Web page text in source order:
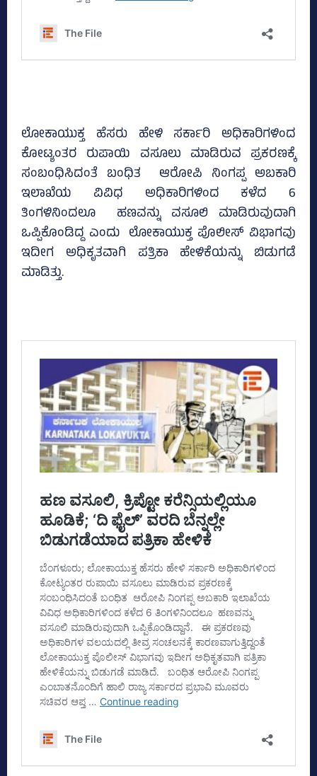
ಲೋಕಾಯುಕ್ತ ಹೆಸರು ಹೇಳಿ ಸರ್ಕಾರಿ ಅಧಿಕಾರಿಗಳಿಂದ
ಕೋಟ್ಯಂತರ ರುಪಾಯಿ ವಸೂಲು ಮಾಡಿರುವ ಪ್ರಕರಣಕ್ಕೆ
ಸಂಬಂಧಿಸಿದಂತೆ ಬಂಧಿತ ಆರೋಪಿ ನಿಂಗಪ್ಪ ಅಬಕಾರಿ
ಇಲಾಖೆಯ ವಿವಿಧ ಅಧಿಕಾರಿಗಳಿಂದ ಕಳೆದ 6
ತಿಂಗಳಿನಿಂದಲೂ ಹಣವನ್ನು ವಸೂಲಿ ಮಾಡಿರುವುದಾಗಿ
ಒಪ್ಪಿಕೊಂಡಿದ್ದ ಎಂದು ಲೋಕಾಯುಕ್ತ ಪೊಲೀಸ್‌ ವಿಭಾಗವು
ಇದೀಗ ಅಧಿಕೃತವಾಗಿ ಪತ್ರಿಕಾ ಹೇಳಿಕೆಯನ್ನು ಬಿಡುಗಡೆ
ಮಾಡಿತ್ತು.